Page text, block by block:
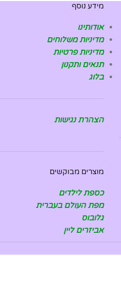
מידע נוסף
אודותינו
מדיניות משלוחים
מדיניות פרטיות
תנאים ותקנון
בלוג
הצהרת נגישות
מוצרים מבוקשים
כספת לילדים
מפת העולם בעברית
גלובוס
אביזרים ליין